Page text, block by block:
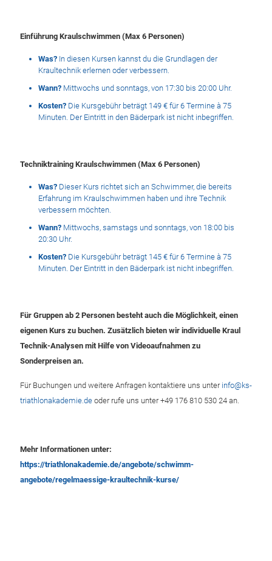
Einführung Kraulschwimmen (Max 6 Personen)
Was? In diesen Kursen kannst du die Grundlagen der
Kraultechnik erlernen oder verbessern.
Wann? Mittwochs und sonntags, von 17:30 bis 20:00 Uhr.
Kosten? Die Kursgebühr beträgt 149 € für 6 Termine à 75
Minuten. Der Eintritt in den Bäderpark ist nicht inbegriffen.
Techniktraining Kraulschwimmen (Max 6 Personen)
Was? Dieser Kurs richtet sich an Schwimmer, die bereits
Erfahrung im Kraulschwimmen haben und ihre Technik
verbessern möchten.
Wann? Mittwochs, samstags und sonntags, von 18:00 bis
20:30 Uhr.
Kosten? Die Kursgebühr beträgt 145 € für 6 Termine à 75
Minuten. Der Eintritt in den Bäderpark ist nicht inbegriffen.
Für Gruppen ab 2 Personen besteht auch die Möglichkeit, einen
eigenen Kurs zu buchen. Zusätzlich bieten wir individuelle Kraul
Technik-Analysen mit Hilfe von Videoaufnahmen zu
Sonderpreisen an.
Für Buchungen und weitere Anfragen kontaktiere uns unter info@ks-
triathlonakademie.de oder rufe uns unter+49 176 810 530 24 an.
Mehr Informationen unter:
https://triathlonakademie.de/angebote/schwimm-
angebote/regelmaessige-kraultechnik-kurse/